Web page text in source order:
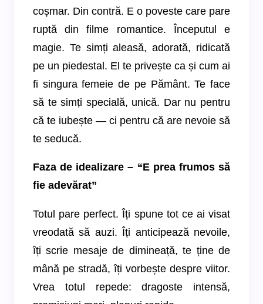
coșmar. Din contră. E o poveste care pare
ruptă din filme romantice. Începutul e
magie. Te simți aleasă, adorată, ridicată
pe un piedestal. El te privește ca și cum ai
fi singura femeie de pe Pământ. Te face
să te simți specială, unică. Dar nu pentru
că te iubește — ci pentru că are nevoie să
te seducă.
Faza de idealizare – “E prea frumos să
fie adevărat”
Totul pare perfect. Îți spune tot ce ai visat
vreodată să auzi. Îți anticipează nevoile,
îți scrie mesaje de dimineață, te ține de
mână pe stradă, îți vorbește despre viitor.
Vrea totul repede: dragoste intensă,